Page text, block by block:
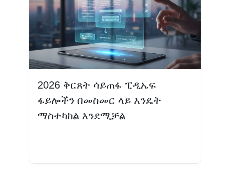
2026 ቅርጸት ሳይጠፋ ፒዲኤፍ
ፋይሎችን በመስመር ላይ እንዴት
ማስተካከል እንደሚቻል